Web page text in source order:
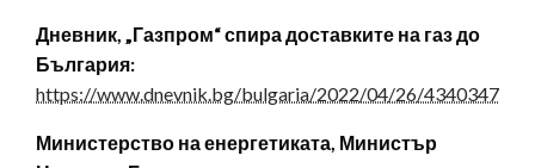
Дневник, „Газпром“ спира доставките на газ до
България:
https://www.dnevnik.bg/bulgaria/2022/04/26/
Министерство на енергетиката, Министър